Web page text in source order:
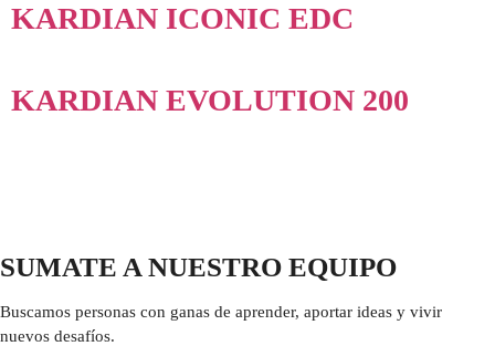
KARDIAN ICONIC EDC
KARDIAN EVOLUTION 200
SUMATE A NUESTRO EQUIPO
Buscamos personas con ganas de aprender, aportar ideas y vivir
nuevos desafíos.